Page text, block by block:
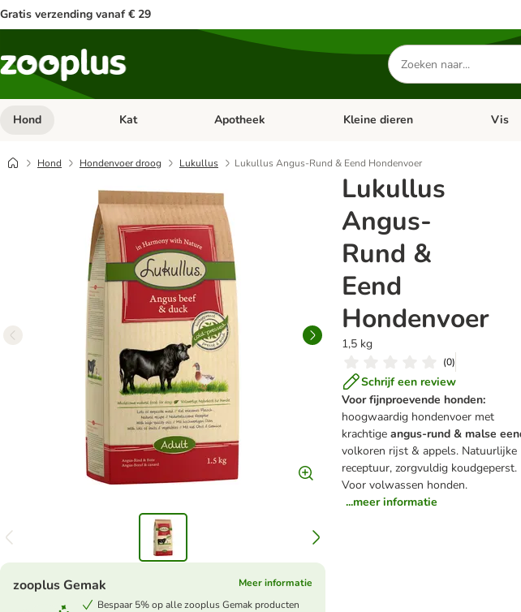
Gratis verzending vanaf € 29
Zoeken
naar
producten
Hond Open categorie menu: Hond
Kat Open categorie menu: Kat
Apotheek Open categorie menu: Apotheek
Kleine dieren Open
Vis
Hond Hondenvoer droog Lukullus Lukullus Angus-Rund & Eend Hondenvoer
Lukullus
Angus-
Rund &
Eend
Hondenvoer
1,5 kg
(0)
Schrijf een review
Voor fijnproevende honden:
hoogwaardig hondenvoer met
krachtige angus-rund & malse
volkoren rijst & appels. Natuurlijke
receptuur, zorgvuldig koudgeperst.
Voor volwassen honden.
...meer informatie
zooplus Gemak
Meer informatie
Bespaar 5% op alle zooplus Gemak producten